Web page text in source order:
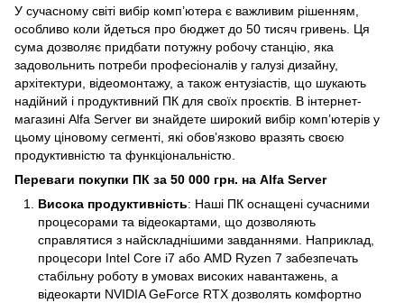
У сучасному світі вибір комп’ютера є важливим рішенням,
особливо коли йдеться про бюджет до 50 тисяч гривень. Ця
сума дозволяє придбати потужну робочу станцію, яка
задовольнить потреби професіоналів у галузі дизайну,
архітектури, відеомонтажу, а також ентузіастів, що шукають
надійний і продуктивний ПК для своїх проєктів. В інтернет-
магазині Alfa Server ви знайдете широкий вибір комп’ютерів у
цьому ціновому сегменті, які обов’язково вразять своєю
продуктивністю та функціональністю.
Переваги покупки ПК за 50 000 грн. на Alfa Server
Висока продуктивність: Наші ПК оснащені сучасними
процесорами та відеокартами, що дозволяють
справлятися з найскладнішими завданнями. Наприклад,
процесори Intel Core i7 або AMD Ryzen 7 забезпечать
стабільну роботу в умовах високих навантажень, а
відеокарти NVIDIA GeForce RTX дозволять комфортно